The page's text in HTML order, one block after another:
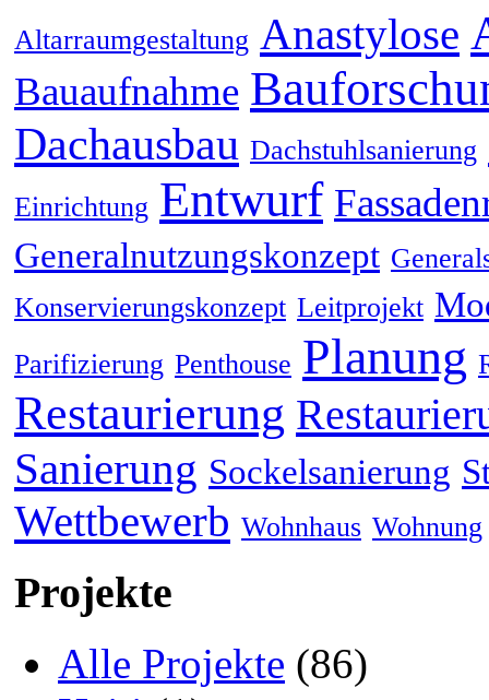
Altarraumgestaltung Anastylose
Bauaufnahme
Dachausbau Dachstuhlsanierung
Einrichtung Entwurf
Generalnutzungskonzept
Konservierungskonzept Leitprojekt
Parifizierung Penthouse Planung
Restaurierung
Sanierung Sockelsanierung
Wettbewerb Wohnhaus Wohnung
Projekte
Alle Projekte (86)